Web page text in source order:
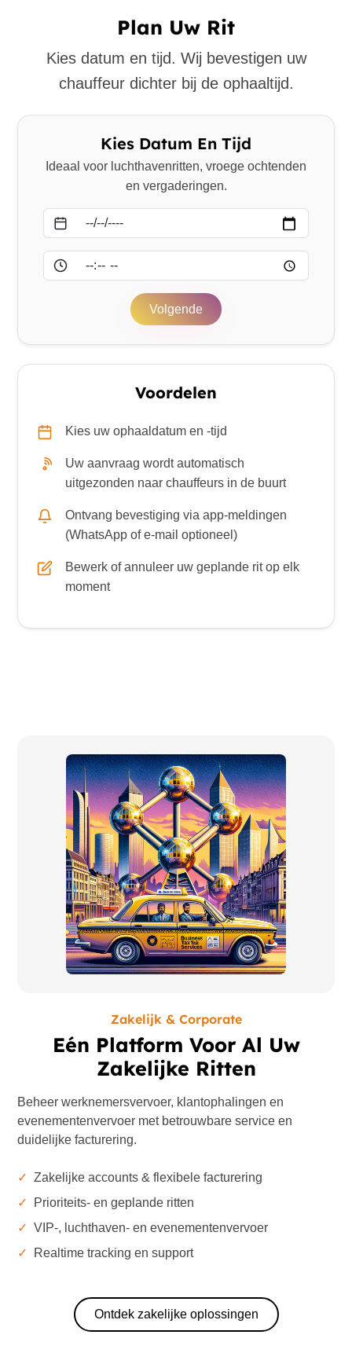
Plan Uw Rit
Kies datum en tijd. Wij bevestigen uw
chauffeur dichter bij de ophaaltijd.
Kies Datum En Tijd
Ideaal voor luchthavenritten, vroege ochtenden
en vergaderingen.
Volgende
Voordelen
Kies uw ophaaldatum en -tijd
Uw aanvraag wordt automatisch
uitgezonden naar chauffeurs in de buurt
Ontvang bevestiging via app-meldingen
(WhatsApp of e-mail optioneel)
Bewerk of annuleer uw geplande rit op elk
moment
Zakelijk & Corporate
Eén Platform Voor Al Uw
Zakelijke Ritten
Beheer werknemersvervoer, klantophalingen en
evenementenvervoer met betrouwbare service en
duidelijke facturering.
✓
Zakelijke accounts & flexibele facturering
✓
Prioriteits- en geplande ritten
✓
VIP-, luchthaven- en evenementenvervoer
✓
Realtime tracking en support
Ontdek zakelijke oplossingen